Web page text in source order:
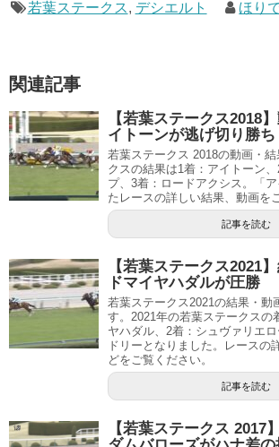
若葉ステークス, デシエルト ほり
関連記事
【若葉ステークス2018
イトーンが逃げ切り勝ち
若葉ステークス 2018の動画・
クスの結果は1着：アイトーン
プ、3着：ロードアクシス。「
たレースの詳しい結果、動画を
記事を読む
【若葉ステークス2021
ドマイヤハダルが圧勝
若葉ステークス2021の結果・動
す。2021年の若葉ステークスの
ヤハダル、2着：シュヴァリエ
ドリーとなりました。レースの
どをご覧ください。
記事を読む
【若葉ステークス 2017